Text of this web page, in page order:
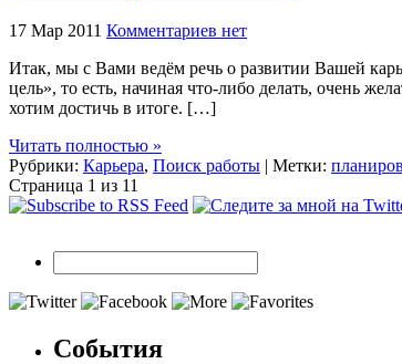
17 Мар 2011 Комментариев нет
Итак, мы с Вами ведём речь о развитии Вашей
цель», то есть, начиная что-либо делать, очень
хотим достичь в итоге. […]
Читать полностью »
Рубрики: Карьера, Поиск работы | Метки:
Страница 1 из 11
События